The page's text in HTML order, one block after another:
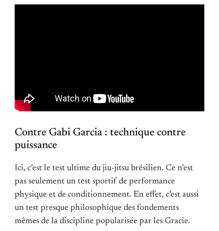
Contre Gabi Garcia : technique contre
puissance
Ici, c’est le test ultime du jiu-jitsu brésilien. Ce n’est
pas seulement un test sportif de performance
physique et de conditionnement. En effet, c’est aussi
un test presque philosophique des fondements
mêmes de la discipline popularisée par les Gracie.